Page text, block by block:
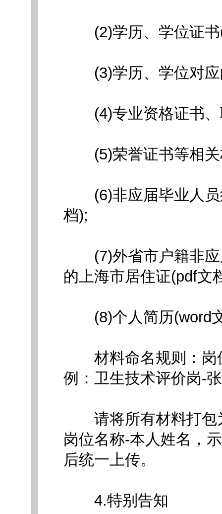
(2)学历、学位证书(
(3)学历、学位对应
(4)专业资格证书、
(5)荣誉证书等相关
(6)非应届毕业人员
档);
(7)外省市户籍非应
的上海市居住证(pdf文
(8)个人简历(word
材料命名规则：岗
例：卫生技术评价岗-
请将所有材料打包
岗位名称-本人姓名，
后统一上传。
4.特别告知